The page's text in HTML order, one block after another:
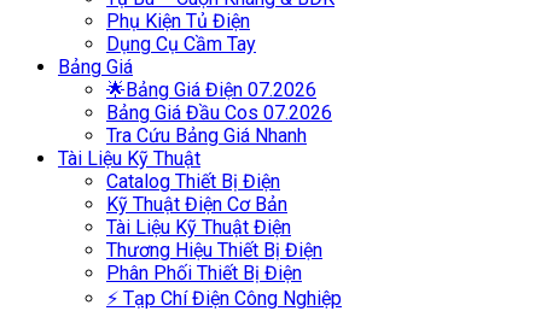
Phụ Kiện Tủ Điện
Dụng Cụ Cầm Tay
Bảng Giá
🌟Bảng Giá Điện 07.2026
Bảng Giá Đầu Cos 07.2026
Tra Cứu Bảng Giá Nhanh
Tài Liệu Kỹ Thuật
Catalog Thiết Bị Điện
Kỹ Thuật Điện Cơ Bản
Tài Liệu Kỹ Thuật Điện
Thương Hiệu Thiết Bị Điện
Phân Phối Thiết Bị Điện
⚡ Tạp Chí Điện Công Nghiệp